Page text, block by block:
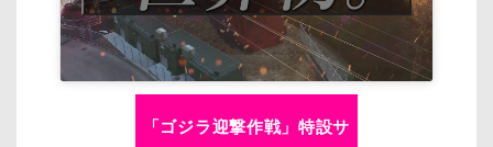
「ゴジラ迎撃作戦」特設サ